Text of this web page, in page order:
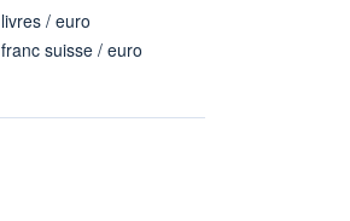
/ euro
suisse / euro